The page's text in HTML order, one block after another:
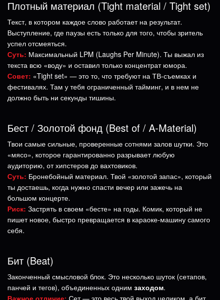
Плотный материал (Tight material / Tight set)
Текст, в котором каждое слово работает на результат.
Выступление, где паузы есть только для того, чтобы зритель
успел отсмеяться.
Суть: Максимальный LPM (Laughs Per Minute). Ты выжал из
текста всю «воду» и оставил только концентрат юмора.
Совет: «Tight set» — это то, что требуют на ТВ-съемках и
фестивалях. Там у тебя ограниченный тайминг, и в нем не
должно быть ни секунды тишины.
Бест / Золотой фонд (Best of / A-Material)
Твои самые сильные, проверенные сотнями залов шутки. Это
«мясо», которое гарантированно разрывает любую
аудиторию, от хипстеров до вахтовиков.
Суть: Бронебойный материал. Твой «золотой запас», который
ты достаешь, когда нужно спасти вечер или зажечь на
большом концерте.
Риск: Застрять в своем «бесте» на годы. Комик, который не
пишет новое, быстро превращается в караоке-машину самого
себя.
Бит (Beat)
Законченный смысловой блок. Это несколько шуток (сетапов,
панчей и тегов), объединенных одним заходом.
Важное отличие: Сет — это весь твой выход целиком, а бит